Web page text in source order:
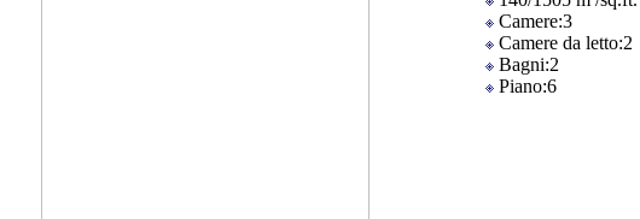
Camere:3
Camere da letto:2
Bagni:2
Piano:6